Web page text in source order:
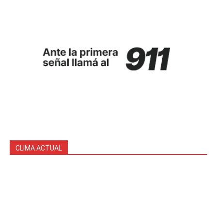
CLIMA ACTUAL